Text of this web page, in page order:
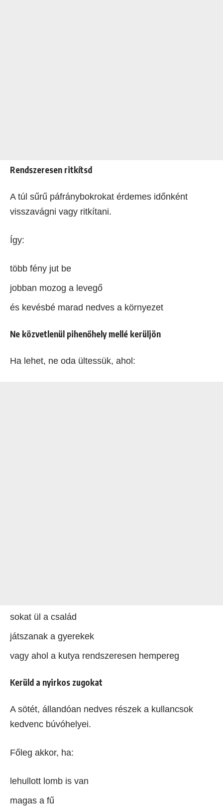
Rendszeresen ritkítsd
A túl sűrű páfránybokrokat érdemes időnként
visszavágni vagy ritkítani.
Így:
több fény jut be
jobban mozog a levegő
és kevésbé marad nedves a környezet
Ne közvetlenül pihenőhely mellé kerüljön
Ha lehet, ne oda ültessük, ahol:
sokat ül a család
játszanak a gyerekek
vagy ahol a kutya rendszeresen hempereg
Kerüld a nyirkos zugokat
A sötét, állandóan nedves részek a kullancsok
kedvenc búvóhelyei.
Főleg akkor, ha:
lehullott lomb is van
magas a fű